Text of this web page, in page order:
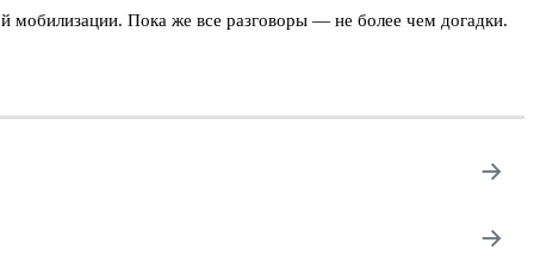
мобилизации. Пока же все разговоры — не более чем догадки.
→
→